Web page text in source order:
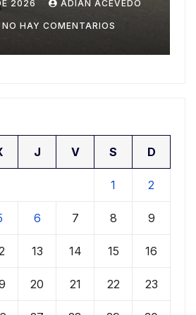
2026 ADIAN ACEVEDO
NO HAY COMENTARIOS
J V S D
1 2
6 7 8 9
13 14 15 16
20 21 22 23